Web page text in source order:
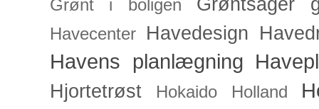
Grønt i boligen
Grøntsager
Havecenter Havedesign
Havens planlægning
Hjortetrøst Hokaido Holland